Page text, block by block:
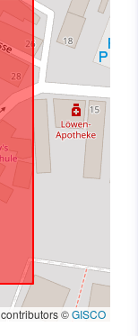
contributors ©GISCO